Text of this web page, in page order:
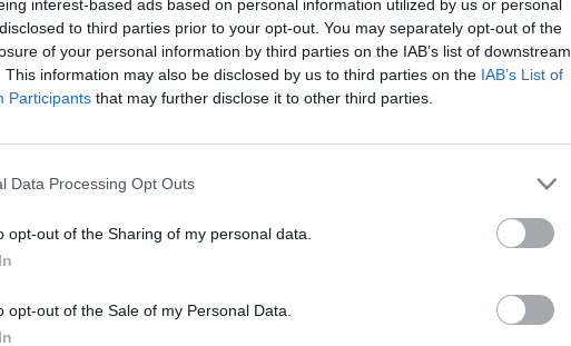
interest-based ads based on personal information utilized by us or personal
to third parties prior to your opt-out. You may separately opt-out of the
of your personal information by third parties on the IAB’s list of downstream
This information may also be disclosed by us to third parties on the IAB’s List of
Participants that may further disclose it to other third parties.
Data Processing Opt Outs
opt-out of the Sharing of my personal data.
opt-out of the Sale of my Personal Data.
të re bashkëpunimi me biznesin, që synon të ndërtojë
mundësi të rregullojnë të shkuarën dhe të ecin
që mbi fitimin e dakortësuar aplikohet norma e tatim-
fitim shtesë që biznesi zgjedh të deklarojë, aplikohet një
tatimor për periudhën e marrëveshjes .
biznesi që është subjekt i tatim-fitimit, për një periudhë 3
pranojnë të hyjnë në këtë marrëveshje me
kontroll tatimor, përfshirë kontrollin e thelluar. Nëse
më të lartë se ai i dakordësuar me administratën